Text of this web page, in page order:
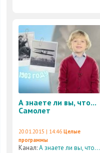
А знаете ли вы, что...
Самолет
20.01.2015 | 14:46 Целые
программы
Канал:А знаете ли вы, что...